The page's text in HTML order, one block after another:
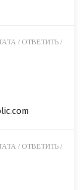
/ ОТВЕТИТЬ /
/ ОТВЕТИТЬ /